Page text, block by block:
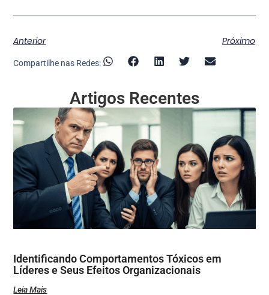
Anterior Próximo
Compartilhe nas Redes:
Artigos Recentes
Identificando Comportamentos Tóxicos em
Líderes e Seus Efeitos Organizacionais
Leia Mais